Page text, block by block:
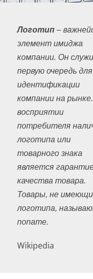
Логотип–
элемент имиджа
компании. Он
первую очередь для
идентификации
компании на
восприятии
потребителя
логотипа или
товарного знака
является
качества товара.
Товары, не
логотипа,
noname.
Wikipedia